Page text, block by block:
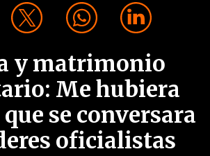
y matrimonio
Me hubiera
se conversara
oficialistas